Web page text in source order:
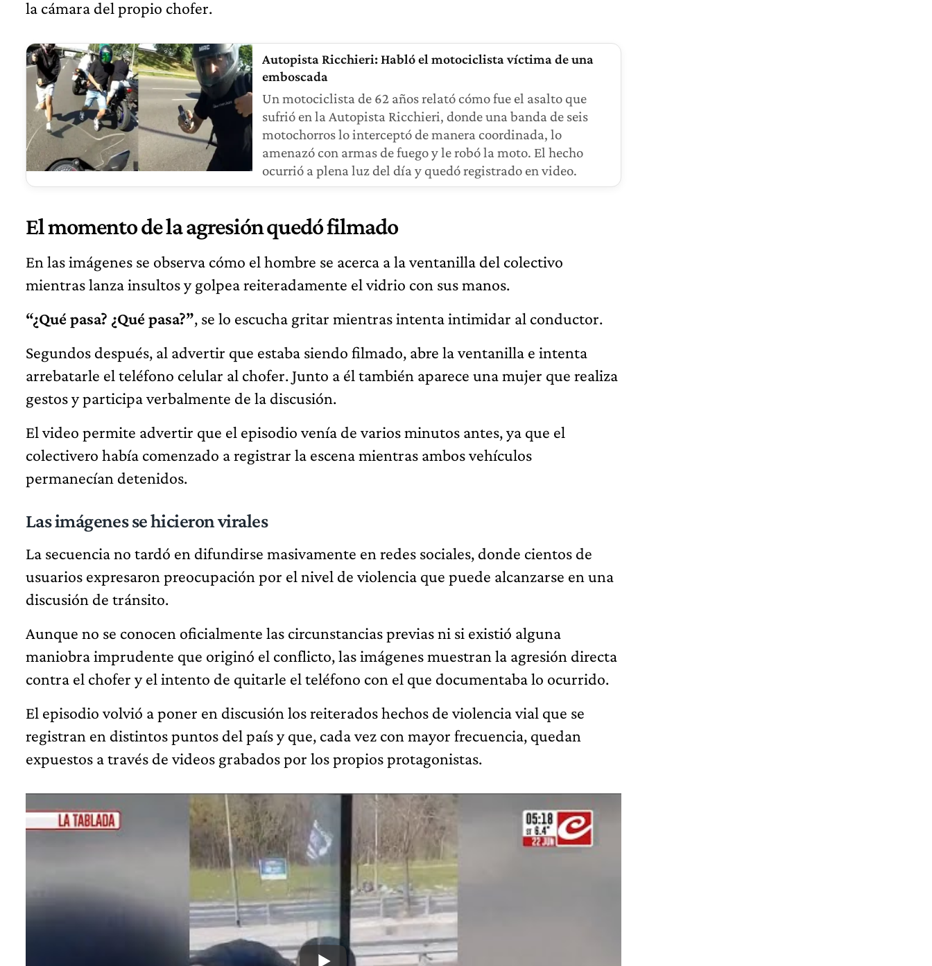
la cámara del propio chofer.
Autopista Ricchieri: Habló el motociclista víctima de una
emboscada
Un motociclista de 62 años relató cómo fue el asalto que
sufrió en la Autopista Ricchieri, donde una banda de seis
motochorros lo interceptó de manera coordinada, lo
amenazó con armas de fuego y le robó la moto. El hecho
ocurrió a plena luz del día y quedó registrado en video.
El momento de la agresión quedó filmado
En las imágenes se observa cómo el hombre se acerca a la ventanilla del colectivo
mientras lanza insultos y golpea reiteradamente el vidrio con sus manos.
“¿Qué pasa? ¿Qué pasa?”, se lo escucha gritar mientras intenta intimidar al conductor.
Segundos después, al advertir que estaba siendo filmado, abre la ventanilla e intenta
arrebatarle el teléfono celular al chofer. Junto a él también aparece una mujer que realiza
gestos y participa verbalmente de la discusión.
El video permite advertir que el episodio venía de varios minutos antes, ya que el
colectivero había comenzado a registrar la escena mientras ambos vehículos
permanecían detenidos.
Las imágenes se hicieron virales
La secuencia no tardó en difundirse masivamente en redes sociales, donde cientos de
usuarios expresaron preocupación por el nivel de violencia que puede alcanzarse en una
discusión de tránsito.
Aunque no se conocen oficialmente las circunstancias previas ni si existió alguna
maniobra imprudente que originó el conflicto, las imágenes muestran la agresión directa
contra el chofer y el intento de quitarle el teléfono con el que documentaba lo ocurrido.
El episodio volvió a poner en discusión los reiterados hechos de violencia vial que se
registran en distintos puntos del país y que, cada vez con mayor frecuencia, quedan
expuestos a través de videos grabados por los propios protagonistas.